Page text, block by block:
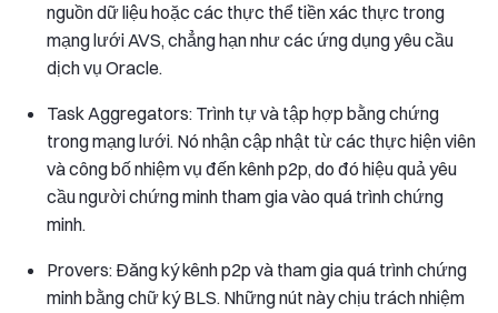
nguồn dữ liệu hoặc các thực thể tiền xác thực trong
mạng lưới AVS, chẳng hạn như các ứng dụng yêu cầu
dịch vụ Oracle.
Task Aggregators: Trình tự và tập hợp bằng chứng
trong mạng lưới. Nó nhận cập nhật từ các thực hiện viên
và công bố nhiệm vụ đến kênh p2p, do đó hiệu quả yêu
cầu người chứng minh tham gia vào quá trình chứng
minh.
Provers: Đăng ký kênh p2p và tham gia quá trình chứng
minh bằng chữ ký BLS. Những nút này chịu trách nhiệm